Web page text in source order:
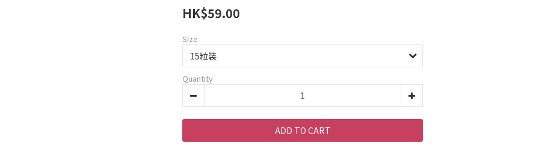
HK$59.00
Size
Quantity
ADD TO CART